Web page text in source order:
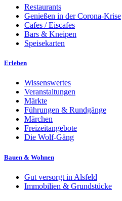
Restaurants
Genießen in der Corona-Krise
Cafes / Eiscafes
Bars & Kneipen
Speisekarten
Erleben
Wissenswertes
Veranstaltungen
Märkte
Führungen & Rundgänge
Märchen
Freizeitangebote
Die Wolf-Gäng
Bauen & Wohnen
Gut versorgt in Alsfeld
Immobilien & Grundstücke